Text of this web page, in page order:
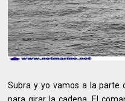
Subra y yo vamos a la parte